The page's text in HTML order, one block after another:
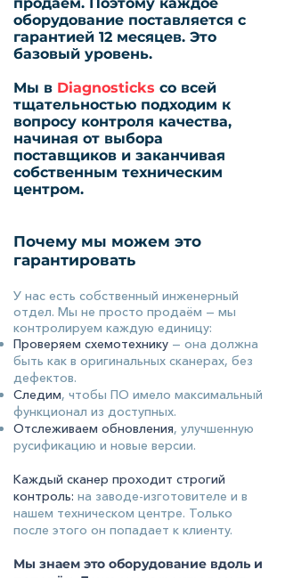
продаем. Поэтому каждое
оборудование поставляется с
гарантией 12 месяцев. Это
базовый уровень.
Мы в Diagnosticks со всей
тщательностью подходим к
вопросу контроля качества,
начиная от выбора
поставщиков и заканчивая
собственным техническим
центром.
Почему мы можем это
гарантировать
У нас есть собственный инженерный
отдел. Мы не просто продаём — мы
контролируем каждую единицу:
Проверяем схемотехнику — она должна
быть как в оригинальных сканерах, без
дефектов.
Следим, чтобы ПО имело максимальный
функционал из доступных.
Отслеживаем обновления, улучшенную
русификацию и новые версии.
Каждый сканер проходит строгий
контроль: на заводе-изготовителе и в
нашем техническом центре. Только
после этого он попадает к клиенту.
Мы знаем это оборудование вдоль и